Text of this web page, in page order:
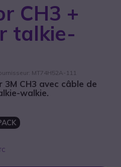
CH3 +
talkie-
MT74H52A-111
CH3 avec câble de
walkie.